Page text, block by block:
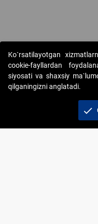
Copyright © 2017-2026.
AJ. Barcha huquqlar
+998
Ko`rsatilayotgan
cookie-fayllardan
siyosati va shaxsiy
qilganingizni anglatadi.
check